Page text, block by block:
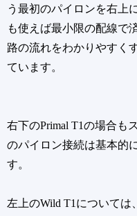
う最初のパイロンを右上
も使えば最小限の配線で
路の流れをわかりやすく
ています。
右下のPrimal T1の場合も
のパイロン接続は基本的
す。
左上のWild T1については